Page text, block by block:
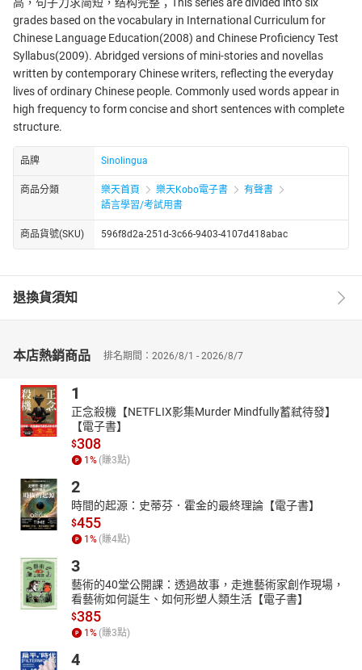
grades based on the vocabulary in International Curriculum for
Chinese Language Education(2008) and Chinese Proficiency Test
Syllabus(2009). Abridged versions of mini-stories and novellas
written by contemporary Chinese writers, reflecting the everyday
lives of ordinary Chinese people. Commonly used words appear in
high frequency to form concise and short sentences with complete
structure.
品牌 Sinolingua
商品分類 樂天首頁 樂天Kobo電子書
有聲書
語言學習/考試用書
商品貨號(SKU) 596f8d2a-251d-3c66-9403-4107d418abac
退換貨須知
本店熱銷商品 排名期間：2026/8/1 - 2026/8/7
1
正念殺機【NETFLIX影集Murder Mindfully蓄弒待發】
【電子書】
$308
1% (賺3點)
2
時間的起源：史蒂芬．霍金的最終理論【電子書】
$455
1% (賺4點)
3
藝術的40堂公開課：透過故事，走進藝術家創作現場，
看藝術如何誕生、如何形塑人類生活【電子書】
$385
1% (賺3點)
4